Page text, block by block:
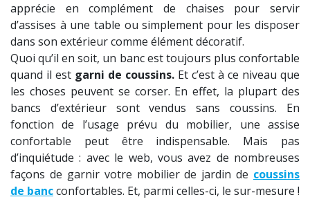
apprécie en complément de chaises pour servir
d’assises à une table ou simplement pour les disposer
dans son extérieur comme élément décoratif.
Quoi qu’il en soit, un banc est toujours plus confortable
quand il est garni de coussins. Et c’est à ce niveau que
les choses peuvent se corser. En effet, la plupart des
bancs d’extérieur sont vendus sans coussins. En
fonction de l’usage prévu du mobilier, une assise
confortable peut être indispensable. Mais pas
d’inquiétude : avec le web, vous avez de nombreuses
façons de garnir votre mobilier de jardin de coussins
de bancconfortables. Et, parmi celles-ci, le sur-mesure !